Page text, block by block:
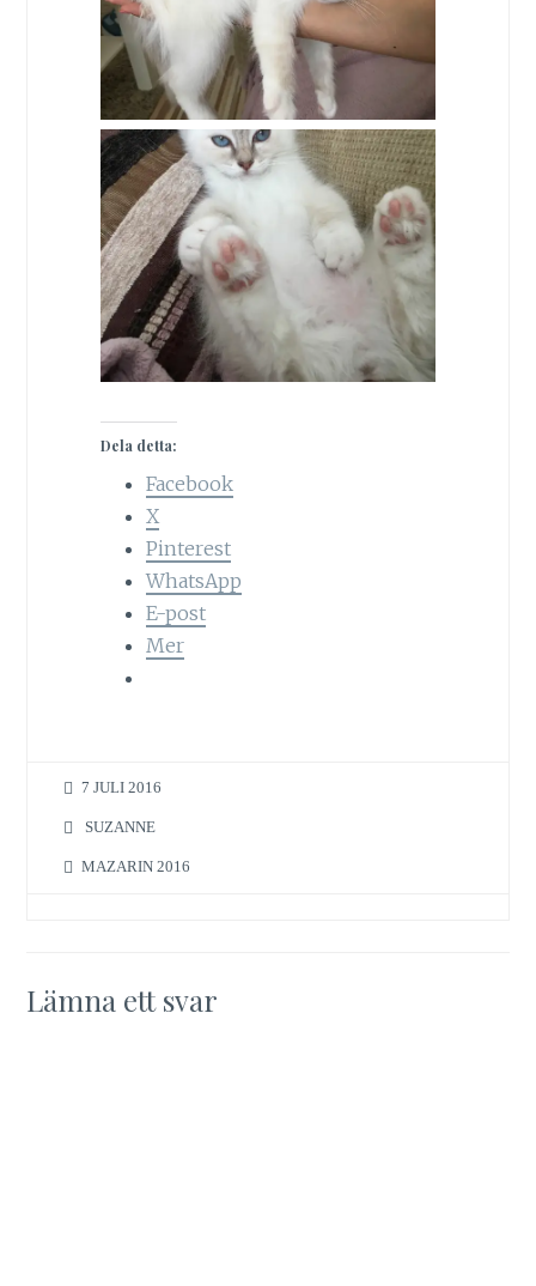
Dela detta:
Facebook
X
Pinterest
WhatsApp
E-post
Mer
7 JULI 2016
SUZANNE
MAZARIN 2016
Lämna ett svar